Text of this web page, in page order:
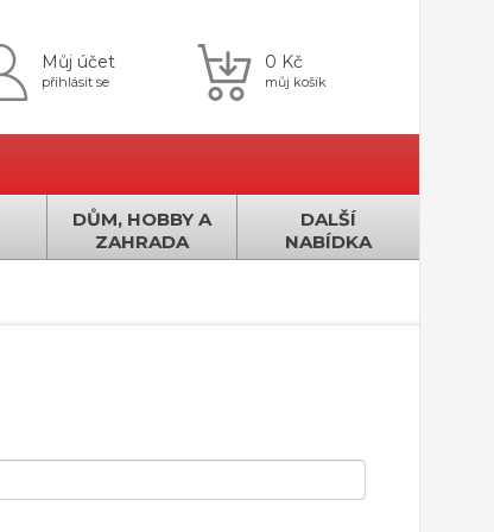
Můj účet
přihlásit se
0 Kč
můj košík
DŮM, HOBBY A
ZAHRADA
DALŠÍ
NABÍDKA